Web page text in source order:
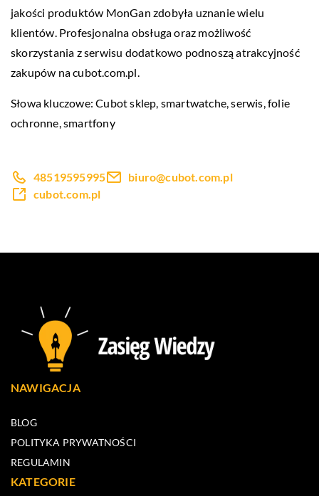
jakości produktów MonGan zdobyła uznanie wielu
klientów. Profesjonalna obsługa oraz możliwość
skorzystania z serwisu dodatkowo podnoszą atrakcyjność
zakupów na cubot.com.pl.
Słowa kluczowe:Cubot sklep, smartwatche, serwis, folie
ochronne, smartfony
48519595995
biuro@cubot.com.pl
cubot.com.pl
NAWIGACJA
BLOG
POLITYKA PRYWATNOŚCI
REGULAMIN
KATEGORIE